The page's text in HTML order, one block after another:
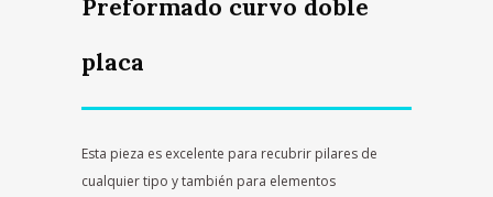
Preformado curvo doble
placa
Esta pieza es excelente para recubrir pilares de
cualquier tipo y también para elementos